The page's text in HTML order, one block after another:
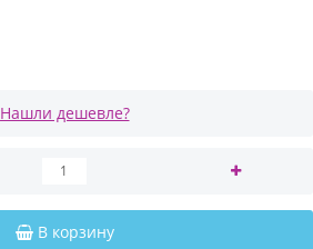
Нашли дешевле?
В корзину